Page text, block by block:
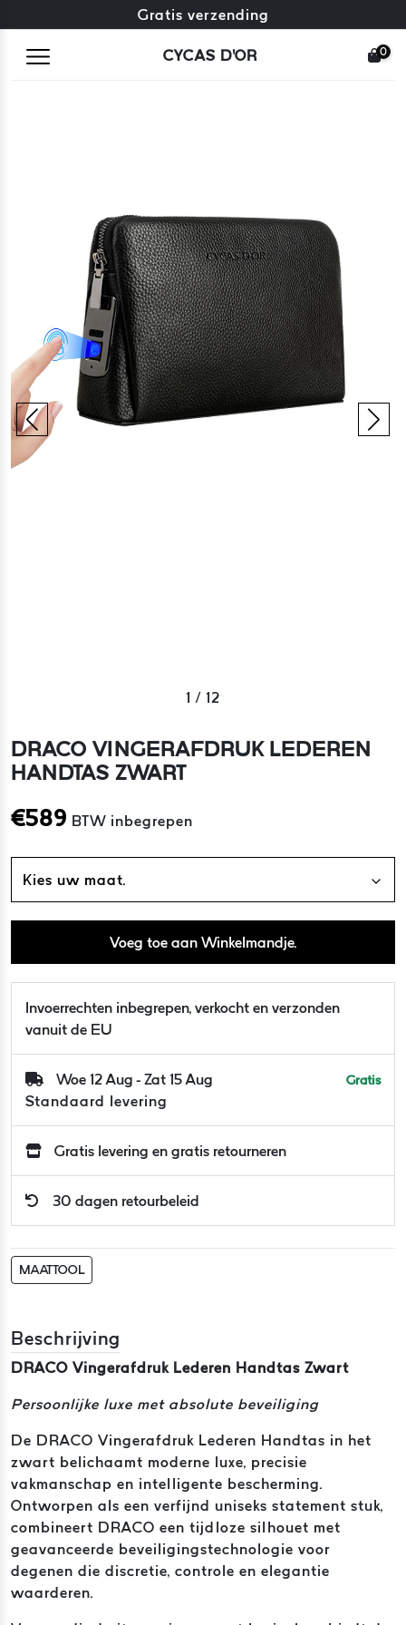
Gratis omruiling + gratis retourneren
Gratis verzending
CYCAS D'OR 0
1 / 12
DRACO VINGERAFDRUK LEDEREN
HANDTAS ZWART
€589 BTW inbegrepen
Kies uw maat.
Voeg toe aan Winkelmandje.
Invoerrechten inbegrepen, verkocht en verzonden
vanuit de EU
Woe 12 Aug - Zat 15 Aug
Standaard levering
Gratis
Gratis levering en gratis retourneren
30 dagen retourbeleid
MAATTOOL
Beschrijving
DRACO Vingerafdruk Lederen Handtas Zwart
Persoonlijke luxe met absolute beveiliging
De DRACO Vingerafdruk Lederen Handtas in het
zwart belichaamt moderne luxe, precisie
vakmanschap en intelligente bescherming.
Ontworpen als een verfijnd uniseks statement stuk,
combineert DRACO een tijdloze silhouet met
geavanceerde beveiligingstechnologie voor
degenen die discretie, controle en elegantie
waarderen.